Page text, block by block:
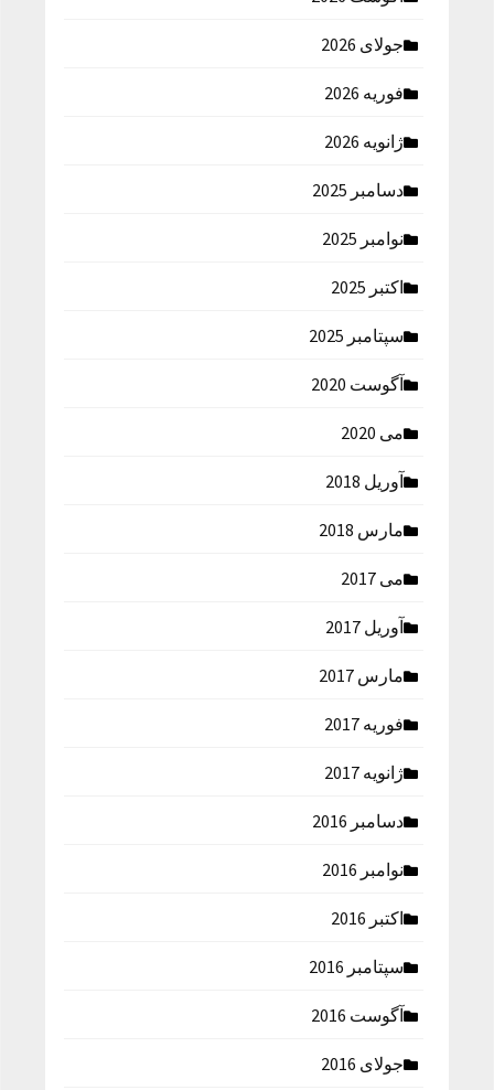
جولای 2026
فوریه 2026
ژانویه 2026
دسامبر 2025
نوامبر 2025
اکتبر 2025
سپتامبر 2025
آگوست 2020
می 2020
آوریل 2018
مارس 2018
می 2017
آوریل 2017
مارس 2017
فوریه 2017
ژانویه 2017
دسامبر 2016
نوامبر 2016
اکتبر 2016
سپتامبر 2016
آگوست 2016
جولای 2016